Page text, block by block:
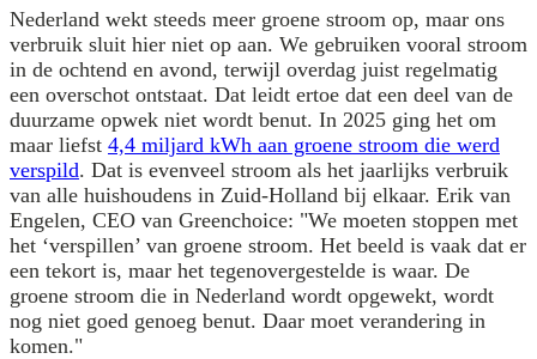
Nederland wekt steeds meer groene stroom op, maar ons
verbruik sluit hier niet op aan. We gebruiken vooral stroom
in de ochtend en avond, terwijl overdag juist regelmatig
een overschot ontstaat. Dat leidt ertoe dat een deel van de
duurzame opwek niet wordt benut. In 2025 ging het om
maar liefst 4,4 miljard kWh aan groene stroom die werd
verspild. Dat is evenveel stroom als het jaarlijks verbruik
van alle huishoudens in Zuid-Holland bij elkaar. Erik van
Engelen, CEO van Greenchoice: "We moeten stoppen met
het ‘verspillen’ van groene stroom. Het beeld is vaak dat er
een tekort is, maar het tegenovergestelde is waar. De
groene stroom die in Nederland wordt opgewekt, wordt
nog niet goed genoeg benut. Daar moet verandering in
komen."